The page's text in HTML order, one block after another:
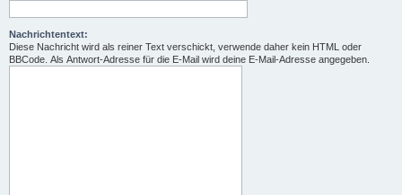
Nachrichtentext:
Diese Nachricht wird als reiner Text verschickt, verwende daher kein HTML oder
BBCode. Als Antwort-Adresse für die E-Mail wird deine E-Mail-Adresse angegeben.